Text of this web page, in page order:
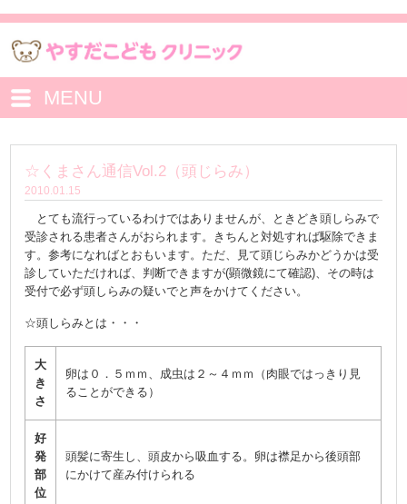
MENU
☆くまさん通信Vol.2（頭じらみ）
2010.01.15
とても流行っているわけではありませんが、ときどき頭しらみで
受診される患者さんがおられます。きちんと対処すれば駆除できま
す。参考になればとおもいます。ただ、見て頭じらみかどうかは受
診していただければ、判断できますが(顕微鏡にて確認)、その時は
受付で必ず頭しらみの疑いでと声をかけてください。
☆頭しらみとは・・・
大
き
さ
卵は０．５ｍｍ、成虫は２～４ｍｍ（肉眼ではっきり見
ることができる）
好
発
部
位
頭髪に寄生し、頭皮から吸血する。卵は襟足から後頭部
にかけて産み付けられる